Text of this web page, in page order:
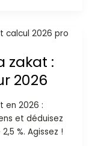
zakat :
2026
en 2026 :
et déduisez
%. Agissez !